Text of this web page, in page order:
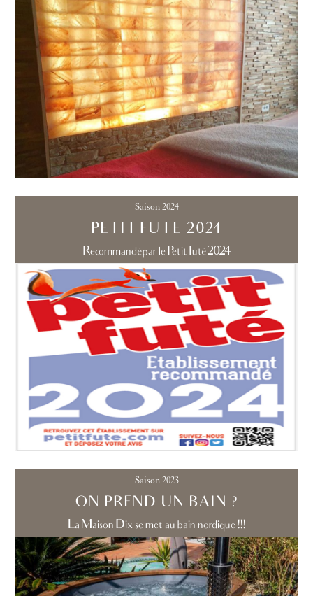
Saison 2024
PETIT FUTE 2024
Recommandé par le Petit Futé 2024
Saison 2023
ON PREND UN BAIN ?
La Maison Dix se met au bain nordique !!!